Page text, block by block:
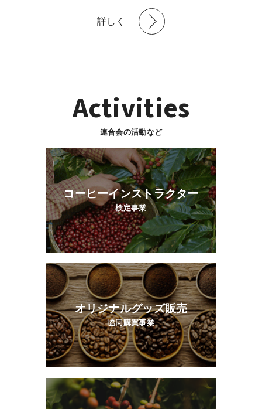
詳しく
Activities
連合会の活動など
コーヒーインストラクター
検定事業
オリジナルグッズ販売
協同購買事業